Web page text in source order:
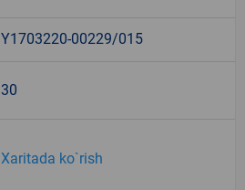
Y1703220-00229/015
30
Xaritada ko`rish